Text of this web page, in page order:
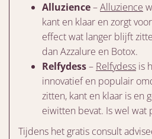
Alluzience–Alluzience
kant en klaar en zorgt
effect wat langer blijft
dan Azzalure en Botox.
Relfydess– Relfydess is
innovatief en populair
zitten, kant en klaar is en
eiwitten bevat. Is wel
Tijdens het gratis consult